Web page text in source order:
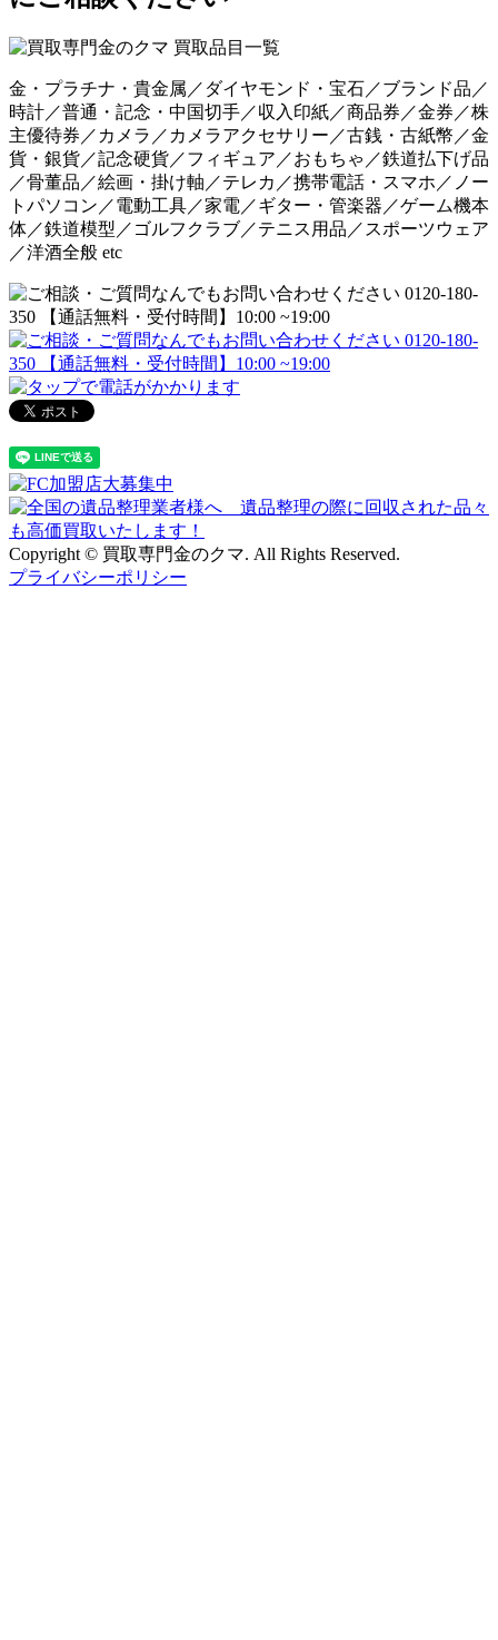
金・プラチナ・貴金属／ダイヤモンド・宝石／ブランド品／
時計／普通・記念・中国切手／収入印紙／商品券／金券／株
主優待券／カメラ／カメラアクセサリー／古銭・古紙幣／金
貨・銀貨／記念硬貨／フィギュア／おもちゃ／鉄道払下げ品
／骨董品／絵画・掛け軸／テレカ／携帯電話・スマホ／ノー
トパソコン／電動工具／家電／ギター・管楽器／ゲーム機本
体／鉄道模型／ゴルフクラブ／テニス用品／スポーツウェア
／洋酒全般 etc
Copyright © 買取専門金のクマ. All Rights Reserved.
プライバシーポリシー